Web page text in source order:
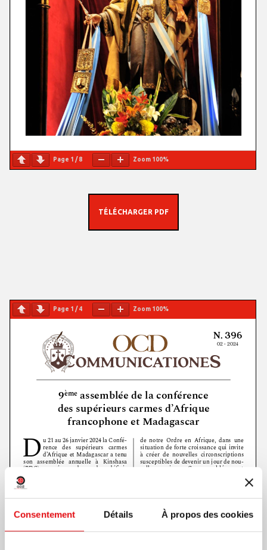
Consentement Détails À propos des cookies
Page 1 /8 Zoom 100%
TÉLÉCHARGER PDF
Page 1 /4 Zoom 100%